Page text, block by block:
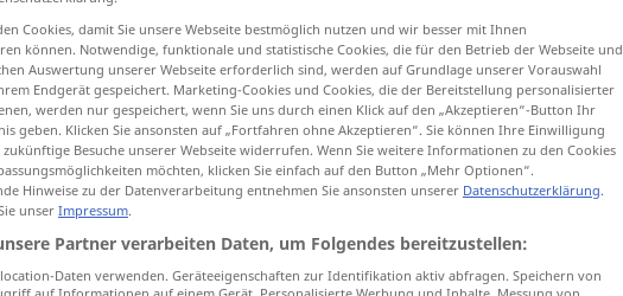
>
Streit)
Cookies, damit Sie unsere Webseite bestmöglich nutzen und wir besser mit Ihnen
können. Notwendige, funktionale und statistische Cookies, die für den Betrieb der Webseite und
Auswertung unserer Webseite erforderlich sind, werden auf Grundlage unserer Vorauswahl
Endgerät gespeichert. Marketing-Cookies und Cookies, die der Bereitstellung personalisierter
werden nur gespeichert, wenn Sie uns durch einen Klick auf den „Akzeptieren“-Button Ihr
geben. Klicken Sie ansonsten auf „Fortfahren ohne Akzeptieren“. Sie können Ihre Einwilligung
Besuche unserer Webseite widerrufen. Wenn Sie weitere Informationen zu den Cookies
möchten, klicken Sie einfach auf den Button „Mehr Optionen“.
Hinweise zu der Datenverarbeitung entnehmen Sie ansonsten unserer Datenschutzerklärung.
unser Impressum.
Partner verarbeiten Daten, um Folgendes bereitzustellen:
Daten verwenden. Geräteeigenschaften zur Identifikation aktiv abfragen. Speichern von